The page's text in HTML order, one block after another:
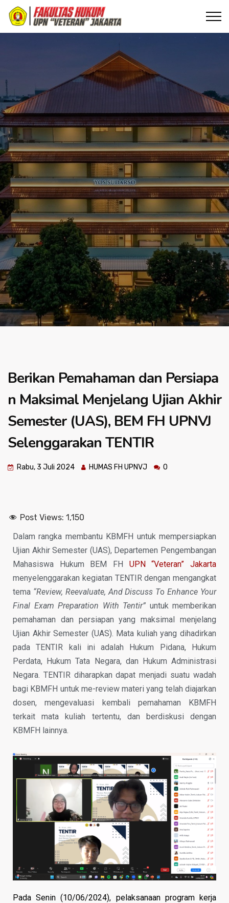
Berikan Pemahaman dan Persiapa
n Maksimal Menjelang Ujian Akhir
Semester (UAS), BEM FH UPNVJ
Selenggarakan TENTIR
Rabu, 3 Juli 2024 HUMAS FH UPNVJ 0
Post Views: 1,150
Dalam rangka membantu KBMFH untuk mempersiapkan
Ujian Akhir Semester (UAS), Departemen Pengembangan
Mahasiswa Hukum BEM FH UPN “Veteran” Jakarta
menyelenggarakan kegiatan TENTIR dengan mengangkat
tema “Review, Reevaluate, And Discuss ToEnhance Your
Final Exam Preparation With Tentir” untuk memberikan
pemahaman dan persiapan yang maksimal menjelang
Ujian Akhir Semester (UAS). Mata kuliah yang dihadirkan
pada TENTIR kali ini adalah Hukum Pidana, Hukum
Perdata, Hukum Tata Negara, dan Hukum Administrasi
Negara. TENTIR diharapkan dapat menjadi suatu wadah
bagi KBMFH untuk me-review materi yang telah diajarkan
dosen, mengevaluasi kembali pemahaman KBMFH
terkait mata kuliah tertentu, dan berdiskusi dengan
KBMFH lainnya.
Pada Senin (10/06/2024), pelaksanaan program kerja